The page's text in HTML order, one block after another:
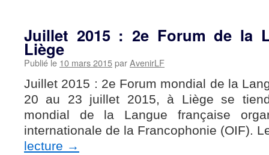
Juillet 2015 : 2e Forum de la
Liège
Publié le 10 mars 2015parAvenirLF
Juillet 2015 : 2e Forum mondial de la
20 au 23 juillet 2015, à Liège se
mondial de la Langue française
internationale de la Francophonie (OIF).
lecture →